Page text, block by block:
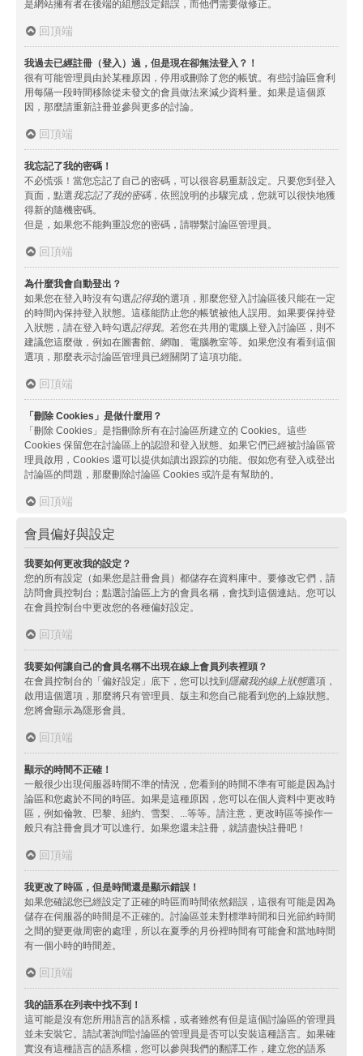
是網站擁有者在後端的組態設定錯誤，而他們需要做修正。
回頂端
我過去已經註冊（登入）過，但是現在卻無法登入？！
很有可能管理員由於某種原因，停用或刪除了您的帳號。有些討論區會利
用每隔一段時間移除從未發文的會員做法來減少資料量。如果是這個原
因，那麼請重新註冊並參與更多的討論。
回頂端
我忘記了我的密碼！
不必慌張！當您忘記了自己的密碼，可以很容易重新設定。只要您到登入
頁面，點選我忘記了我的密碼，依照說明的步驟完成，您就可以很快地獲
得新的隨機密碼。
但是，如果您不能夠重設您的密碼，請聯繫討論區管理員。
回頂端
為什麼我會自動登出？
如果您在登入時沒有勾選記得我的選項，那麼您登入討論區後只能在一定
的時間內保持登入狀態。這樣能防止您的帳號被他人誤用。如果要保持登
入狀態，請在登入時勾選記得我。若您在共用的電腦上登入討論區，則不
建議您這麼做，例如在圖書館、網咖、電腦教室等。如果您沒有看到這個
選項，那麼表示討論區管理員已經關閉了這項功能。
回頂端
「刪除 Cookies」是做什麼用？
「刪除 Cookies」是指刪除所有在討論區所建立的 Cookies。這些
Cookies 保留您在討論區上的認證和登入狀態。如果它們已經被討論區管
理員啟用，Cookies 還可以提供如讀出跟踪的功能。假如您有登入或登出
討論區的問題，那麼刪除討論區 Cookies 或許是有幫助的。
回頂端
會員偏好與設定
我要如何更改我的設定？
您的所有設定（如果您是註冊會員）都儲存在資料庫中。要修改它們，請
訪問會員控制台；點選討論區上方的會員名稱，會找到這個連結。您可以
在會員控制台中更改您的各種偏好設定。
回頂端
我要如何讓自己的會員名稱不出現在線上會員列表裡頭？
在會員控制台的「偏好設定」底下，您可以找到隱藏我的線上狀態選項，
啟用這個選項，那麼將只有管理員、版主和您自己能看到您的上線狀態。
您將會顯示為隱形會員。
回頂端
顯示的時間不正確！
一般很少出現伺服器時間不準的情況，您看到的時間不準有可能是因為討
論區和您處於不同的時區。如果是這種原因，您可以在個人資料中更改時
區，例如倫敦、巴黎、紐約、雪梨、...等等。請注意，更改時區等操作一
般只有註冊會員才可以進行。如果您還未註冊，就請盡快註冊吧！
回頂端
我更改了時區，但是時間還是顯示錯誤！
如果您確認您已經設定了正確的時區而時間依然錯誤，這很有可能是因為
儲存在伺服器的時間是不正確的。討論區並未對標準時間和日光節約時間
之間的變更做周密的處理，所以在夏季的月份裡時間有可能會和當地時間
有一個小時的時間差。
回頂端
我的語系在列表中找不到！
這可能是沒有您所用語言的語系檔，或者雖然有但是這個討論區的管理員
並未安裝它。請試著詢問討論區的管理員是否可以安裝這種語言。如果確
實沒有這種語言的語系檔，您可以參與我們的翻譯工作，建立您的語系